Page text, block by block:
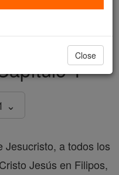
could rebuild stronger
>
1
⌄
Jesucristo, a todos los
Jesús en Filipos,
Close